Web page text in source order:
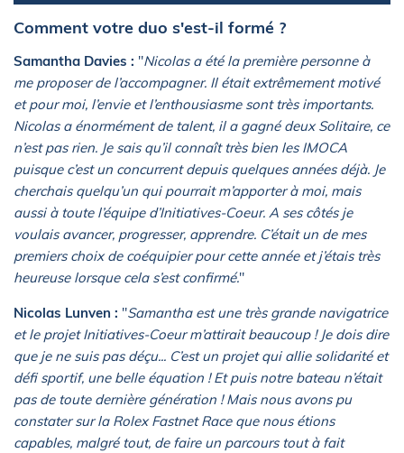
Comment votre duo s'est-il formé ?
Samantha Davies : "Nicolas a été la première personne à
me proposer de l’accompagner. Il était extrêmement motivé
et pour moi, l’envie et l’enthousiasme sont très importants.
Nicolas a énormément de talent, il a gagné deux Solitaire, ce
n’est pas rien. Je sais qu’il connaît très bien les IMOCA
puisque c’est un concurrent depuis quelques années déjà. Je
cherchais quelqu’un qui pourrait m’apporter à moi, mais
aussi à toute l’équipe d’Initiatives-Coeur. A ses côtés je
voulais avancer, progresser, apprendre. C’était un de mes
premiers choix de coéquipier pour cette année et j’étais très
heureuse lorsque cela s’est confirmé."
Nicolas Lunven : "Samantha est une très grande navigatrice
et le projet Initiatives-Coeur m’attirait beaucoup ! Je dois dire
que je ne suis pas déçu... C’est un projet qui allie solidarité et
défi sportif, une belle équation ! Et puis notre bateau n’était
pas de toute dernière génération ! Mais nous avons pu
constater sur la Rolex Fastnet Race que nous étions
capables, malgré tout, de faire un parcours tout à fait